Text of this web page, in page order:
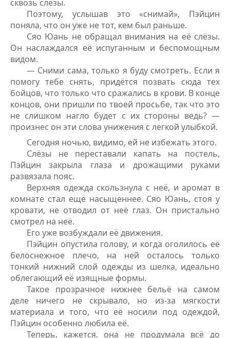
сквозь слёзы.
Поэтому, услышав это «снимай», Пэйцин
поняла, что он уже не тот, кем был раньше.
Сяо Юань не обращал внимания на её слёзы.
Он наслаждался её испуганным и беспомощным
видом.
— Сними сама, только я буду смотреть. Если я
помогу тебе снять, придётся позвать сюда тех
бойцов, что только что сражались в крови. В конце
концов, они пришли по твоей просьбе, так что это
не слишком нагло будет с их стороны ведь? —
произнес он эти слова унижения с легкой улыбкой.
Сегодня ночью, видимо, ей не избежать этого.
Слёзы не переставали капать на постель,
Пэйцин закрыла глаза и дрожащими руками
развязала пояс.
Верхняя одежда скользнула с неё, и аромат в
комнате стал ещё насыщеннее. Сяо Юань, стоя у
кровати, не отводил от неё глаз. Он пристально
смотрел на неё.
Его уже возбуждали её движения.
Пэйцин опустила голову, и когда оголилось её
белоснежное плечо, на ней осталось только
тонкий нижний слой одежды из шелка, идеально
облегающий её изящные формы.
Такое прозрачное нижнее бельё на самом
деле ничего не скрывало, но из-за мягкости
материала и того, что её носили под одеждой,
Пэйцин особенно любила её.
Теперь, кажется, она не продумала всё до